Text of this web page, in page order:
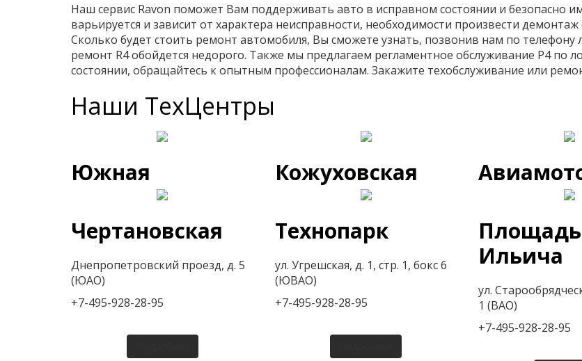
Наш сервис Ravon поможет Вам поддерживать авто в исправном состоянии и безопасно
варьируется и зависит от характера неисправности, необходимости произвести
Сколько будет стоить ремонт автомобиля, Вы сможете узнать, позвонив нам по телефону
ремонт R4 обойдется недорого. Также мы предлагаем регламентное обслуживание Р4
состоянии, обращайтесь к опытным профессионалам. Закажите техобслуживание или
Наши ТехЦентры
Южная
Чертановская
Днепропетровский проезд, д. 5
(ЮАО)
+7-495-928-28-95
Кожуховская
Технопарк
ул. Угрешская, д. 1, стр. 1, бокс 6
(ЮВАО)
+7-495-928-28-95
Площадь
Ильича
ул.
1 (ВАО)
+7-495-928-28-95